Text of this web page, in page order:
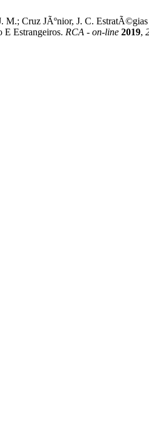
Cruz JÃºnior, J. C.
Estrangeiros. RCA - on-line 2019,